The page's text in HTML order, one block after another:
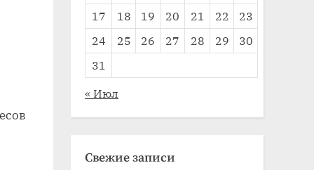
17
18 19 20 21 22
23
24
25 26 27 28 29
30
31
« Июл
Свежие записи